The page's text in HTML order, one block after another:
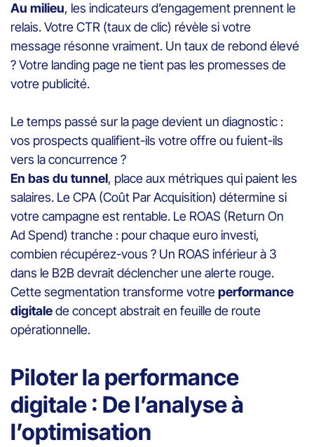
Au milieu, les indicateurs d’engagement prennent le
relais. Votre CTR (taux de clic) révèle si votre
message résonne vraiment. Un taux de rebond élevé
? Votre landing page ne tient pas les promesses de
votre publicité.
Le temps passé sur la page devient un diagnostic :
vos prospects qualifient-ils votre offre ou fuient-ils
vers la concurrence ?
En bas du tunnel, place aux métriques qui paient les
salaires. Le CPA (Coût Par Acquisition) détermine si
votre campagne est rentable. Le ROAS (Return On
Ad Spend) tranche : pour chaque euro investi,
combien récupérez-vous ? Un ROAS inférieur à 3
dans le B2B devrait déclencher une alerte rouge.
Cette segmentation transforme votreperformance
digitalede concept abstrait en feuille de route
opérationnelle.
Piloter la performance
digitale : De l’analyse à
l’optimisation